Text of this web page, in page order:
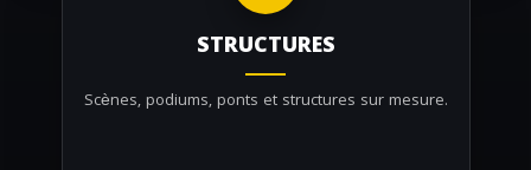
STRUCTURES
Scènes, podiums, ponts et structures sur mesure.